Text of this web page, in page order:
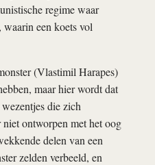
regime waar
een koets vol
(Vlastimil Harapes)
maar hier wordt dat
die zich
ontworpen met het oog
delen van een
zelden verbeeld, en